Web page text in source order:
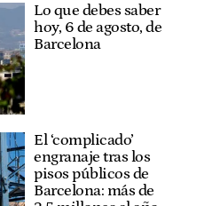
Lo que debes saber
hoy, 6 de agosto, de
Barcelona
El ‘complicado’
engranaje tras los
pisos públicos de
Barcelona: más de